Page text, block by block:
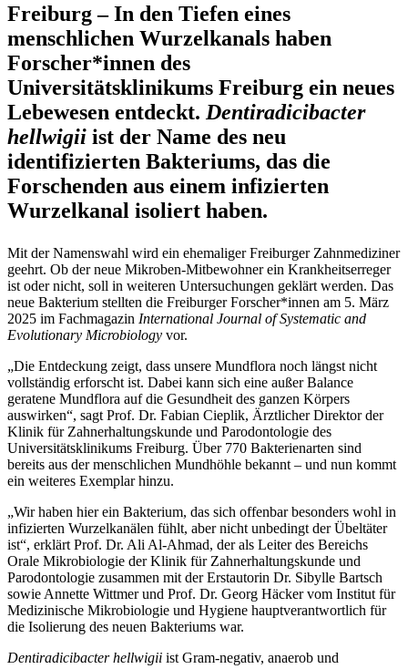
Freiburg – In den Tiefen eines
menschlichen Wurzelkanals haben
Forscher*innen des
Universitätsklinikums Freiburg ein neues
Lebewesen entdeckt. Dentiradicibacter
hellwigii ist der Name des neu
identifizierten Bakteriums, das die
Forschenden aus einem infizierten
Wurzelkanal isoliert haben.
Mit der Namenswahl wird ein ehemaliger Freiburger Zahnmediziner
geehrt. Ob der neue Mikroben-Mitbewohner ein Krankheitserreger
ist oder nicht, soll in weiteren Untersuchungen geklärt werden. Das
neue Bakterium stellten die Freiburger Forscher*innen am 5. März
2025 im Fachmagazin International Journal of Systematic and
Evolutionary Microbiology vor.
„Die Entdeckung zeigt, dass unsere Mundflora noch längst nicht
vollständig erforscht ist. Dabei kann sich eine außer Balance
geratene Mundflora auf die Gesundheit des ganzen Körpers
auswirken“, sagt Prof. Dr. Fabian Cieplik, Ärztlicher Direktor der
Klinik für Zahnerhaltungskunde und Parodontologie des
Universitätsklinikums Freiburg. Über 770 Bakterienarten sind
bereits aus der menschlichen Mundhöhle bekannt – und nun kommt
ein weiteres Exemplar hinzu.
„Wir haben hier ein Bakterium, das sich offenbar besonders wohl in
infizierten Wurzelkanälen fühlt, aber nicht unbedingt der Übeltäter
ist“, erklärt Prof. Dr. Ali Al-Ahmad, der als Leiter des Bereichs
Orale Mikrobiologie der Klinik für Zahnerhaltungskunde und
Parodontologie zusammen mit der Erstautorin Dr. Sibylle Bartsch
sowie Annette Wittmer und Prof. Dr. Georg Häcker vom Institut für
Medizinische Mikrobiologie und Hygiene hauptverantwortlich für
die Isolierung des neuen Bakteriums war.
Dentiradicibacter hellwigii ist Gram-negativ, anaerob und